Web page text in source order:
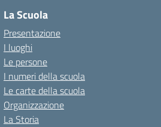
La Scuola
Presentazione
I luoghi
Le persone
I numeri della scuola
Le carte della scuola
Organizzazione
La Storia